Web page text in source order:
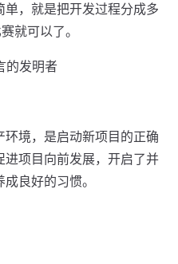
，就是把开发过程分成多
就可以了。
的发明者
境，是启动新项目的正确
项目向前发展，开启了并
良好的习惯。